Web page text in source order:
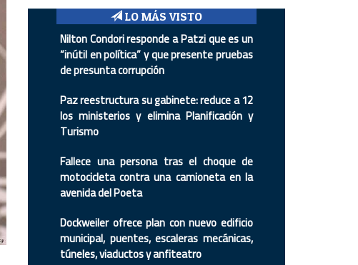
LO MÁS VISTO
Nilton Condori responde a Patzi que es un
“inútil en política” y que presente pruebas
de presunta corrupción
Paz reestructura su gabinete: reduce a 12
los ministerios y elimina Planificación y
Turismo
Fallece una persona tras el choque de
motocicleta contra una camioneta en la
avenida del Poeta
Dockweiler ofrece plan con nuevo edificio
municipal, puentes, escaleras mecánicas,
túneles, viaductos y anfiteatro